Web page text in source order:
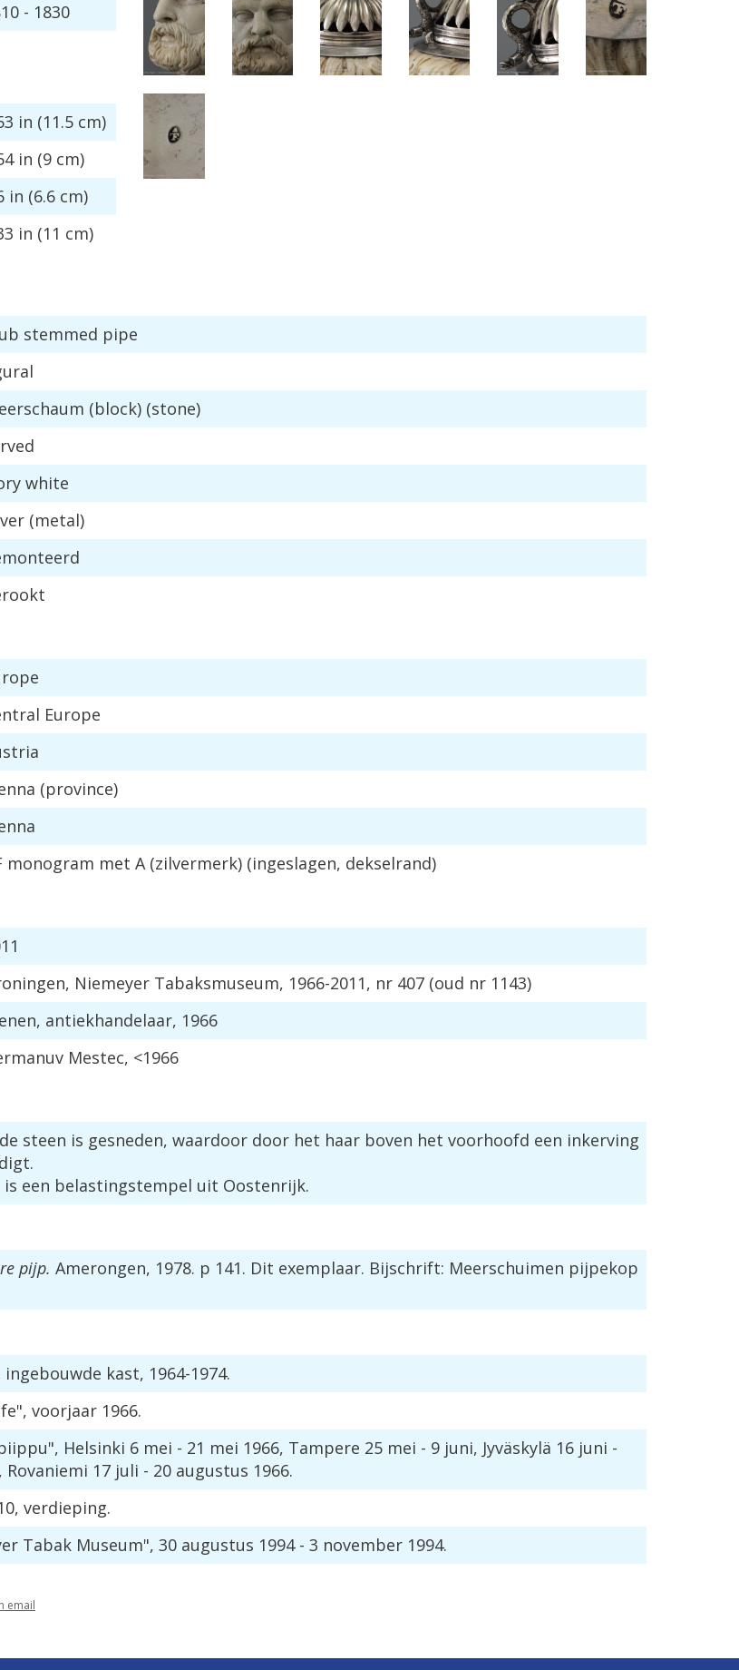
- 1830
in (11.5 cm)
in (9 cm)
in (6.6 cm)
in (11 cm)
stemmed pipe
(block) (stone)
white
(metal)
Europe
(province)
monogram met A(zilvermerk) (ingeslagen, dekselrand)
, Niemeyer Tabaksmuseum, 1966-2011, nr 407 (oud nr 1143)
, antiekhandelaar, 1966
Mestec, <1966
de steen is gesneden, waardoor door het haar boven het voorhoofd een inkerving
.
is een belastingstempel uit Oostenrijk.
re pijp. Amerongen, 1978. p 141. Dit exemplaar. Bijschrift: Meerschuimen pijpekop
ingebouwde kast, 1964-1974.
", voorjaar 1966.
", Helsinki 6 mei - 21 mei 1966, Tampere 25 mei - 9 juni, Jyväskylä 16 juni -
, Rovaniemi 17 juli - 20 augustus 1966.
, verdieping.
Tabak Museum", 30 augustus 1994- 3 november 1994.
email